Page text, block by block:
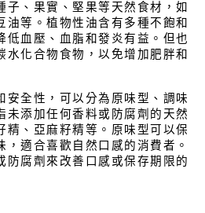
子、果實、堅果等天然食材，如
油等。植物性油含有多種不飽和
低血壓、血脂和發炎有益。但也
水化合物食物，以免增加肥胖和
安全性，可以分為原味型、調味
未添加任何香料或防腐劑的天然
精、亞麻籽精等。原味型可以保
，適合喜歡自然口感的消費者。
防腐劑來改善口感或保存期限的